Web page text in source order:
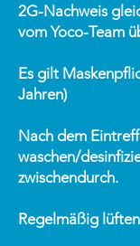
2G-Nachweis
vom Yoco-Team
Es gilt
Jahren)
Nach dem
waschen/
zwischendurch.
Regelmäßig